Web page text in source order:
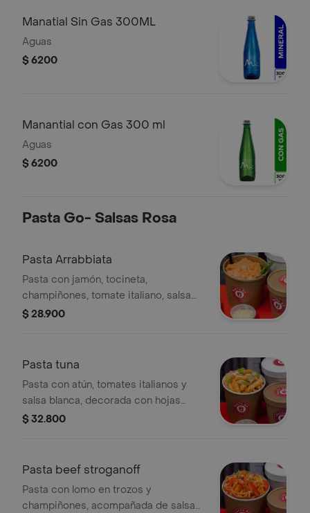
Manatial Sin Gas 300ML
Aguas
$ 6200
Manantial con Gas 300 ml
Aguas
$ 6200
Pasta Go- Salsas Rosa
Pasta Arrabbiata
Pasta con jamón, tocineta,
champiñones, tomate italiano, salsa
blanca y mozzarella. .
$ 28.900
Pasta tuna
Pasta con atún, tomates italianos y
salsa blanca, decorada con hojas
verdes.
$ 32.800
Pasta beef stroganoff
Pasta con lomo en trozos y
champiñones, acompañada de salsa